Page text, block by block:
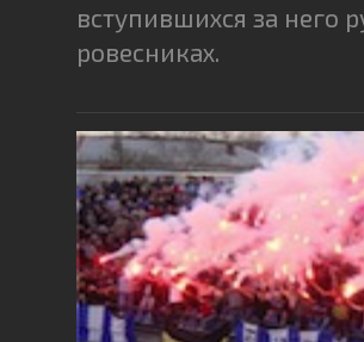
вступившихся за него
ровесниках.